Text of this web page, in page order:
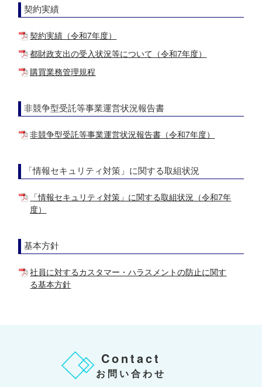
契約実績
契約実績（令和7年度）
都財政支出の受入状況等について（令和7年度）
購買業務管理規程
非競争型受託等事業運営状況報告書
非競争型受託等事業運営状況報告書（令和7年度）
「情報セキュリティ対策」に関する取組状況
「情報セキュリティ対策」に関する取組状況（令和7年
度）
基本方針
社員に対するカスタマー・ハラスメントの防止に関す
る基本方針
Contact
お問い合わせ